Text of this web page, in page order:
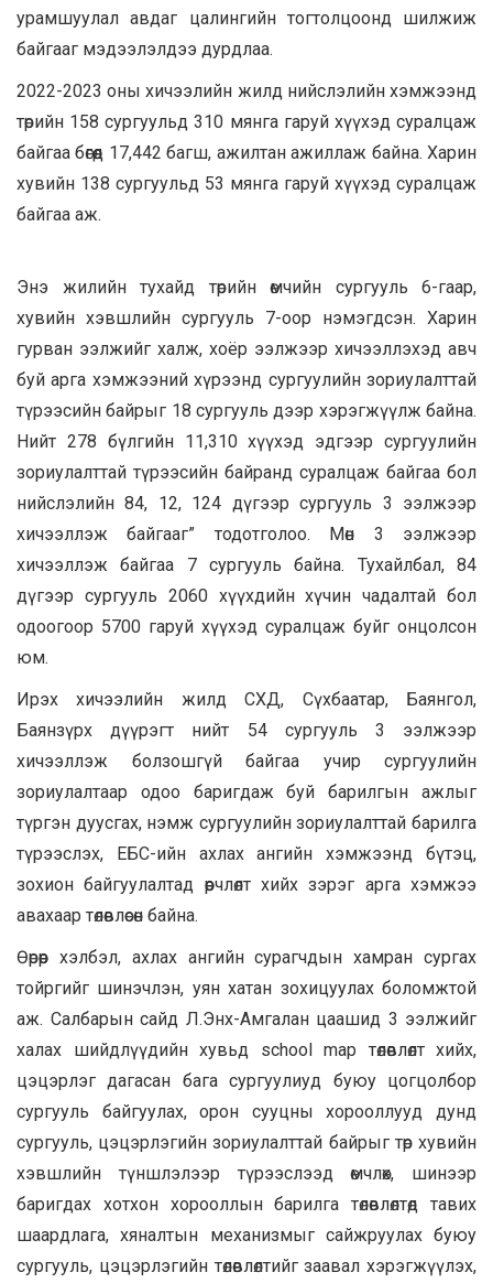
урамшуулал авдаг цалингийн тогтолцоонд шилжиж
байгааг мэдээлэлдээ дурдлаа.
2022-2023 оны хичээлийн жилд нийслэлийн хэмжээнд
төрийн 158 сургуульд 310 мянга гаруй хүүхэд суралцаж
байгаа бөгөөд 17,442 багш, ажилтан ажиллаж байна. Харин
хувийн 138 сургуульд 53 мянга гаруй хүүхэд суралцаж
байгаа аж.
Энэ жилийн тухайд төрийн өмчийн сургууль 6-гаар,
хувийн хэвшлийн сургууль 7-оор нэмэгдсэн. Харин
гурван ээлжийг халж, хоёр ээлжээр хичээллэхэд авч
буй арга хэмжээний хүрээнд сургуулийн зориулалттай
түрээсийн байрыг 18 сургууль дээр хэрэгжүүлж байна.
Нийт 278 бүлгийн 11,310 хүүхэд эдгээр сургуулийн
зориулалттай түрээсийн байранд суралцаж байгаа бол
нийслэлийн 84, 12, 124 дүгээр сургууль 3 ээлжээр
хичээллэж байгааг” тодотголоо. Мөн 3 ээлжээр
хичээллэж байгаа 7 сургууль байна. Тухайлбал, 84
дүгээр сургууль 2060 хүүхдийн хүчин чадалтай бол
одоогоор 5700 гаруй хүүхэд суралцаж буйг онцолсон
юм.
Ирэх хичээлийн жилд СХД, Сүхбаатар, Баянгол,
Баянзүрх дүүрэгт нийт 54 сургууль 3 ээлжээр
хичээллэж болзошгүй байгаа учир сургуулийн
зориулалтаар одоо баригдаж буй барилгын ажлыг
түргэн дуусгах, нэмж сургуулийн зориулалттай барилга
түрээслэх, ЕБС-ийн ахлах ангийн хэмжээнд бүтэц,
зохион байгуулалтад өөрчлөлт хийх зэрэг арга хэмжээ
авахаар төлөвлөсөн байна.
Өөрөөр хэлбэл, ахлах ангийн сурагчдын хамран сургах
тойргийг шинэчлэн, уян хатан зохицуулах боломжтой
аж. Салбарын сайд Л.Энх-Амгалан цаашид 3 ээлжийг
халах шийдлүүдийн хувьд school map төлөвлөлт хийх,
цэцэрлэг дагасан бага сургуулиуд буюу цогцолбор
сургууль байгуулах, орон сууцны хорооллууд дунд
сургууль, цэцэрлэгийн зориулалттай байрыг төр хувийн
хэвшлийн түншлэлээр түрээслээд өмчлөх, шинээр
баригдах хотхон хорооллын барилга төлөвлөлтөд тавих
шаардлага, хяналтын механизмыг сайжруулах буюу
сургууль, цэцэрлэгийн төлөвлөлтийг заавал хэрэгжүүлэх,